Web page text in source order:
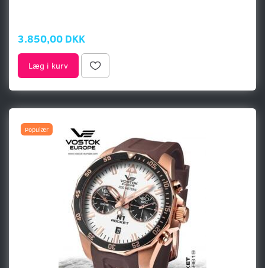
3.850,00 DKK
Læg i kurv
Populær